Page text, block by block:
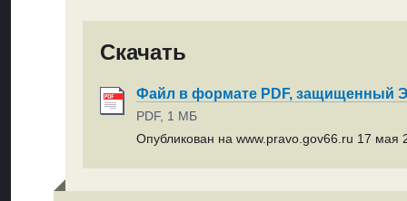
Скачать
Файл в формате PDF, защищенный
PDF, 1 МБ
Опубликован на www.pravo.gov66.ru 17 мая